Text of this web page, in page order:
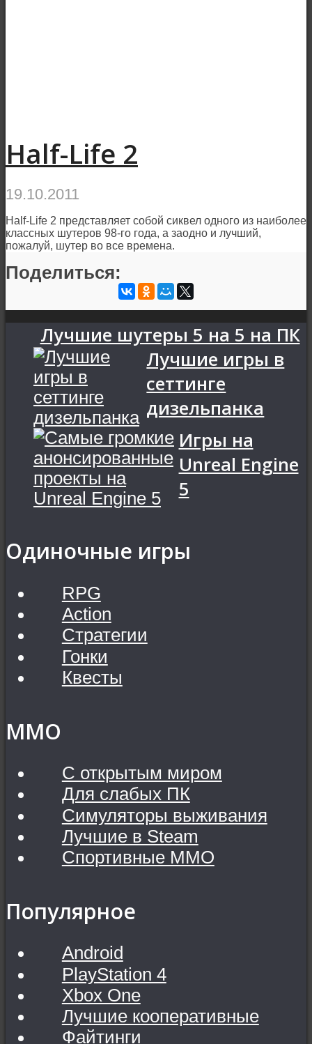
Half-Life 2
19.10.2011
Half-Life 2 представляет собой сиквел одного из наиболее
классных шутеров 98-го года, а заодно и лучший,
пожалуй, шутер во все времена.
Поделиться:
Лучшие шутеры 5 на 5 на ПК
Лучшие игры в
сеттинге
дизельпанка
Игры на
Unreal Engine
5
Одиночные игры
RPG
Action
Стратегии
Гонки
Квесты
MMO
С открытым миром
Для слабых ПК
Симуляторы выживания
Лучшие в Steam
Спортивные MMO
Популярное
Android
PlayStation 4
Xbox One
Лучшие кооперативные
Файтинги